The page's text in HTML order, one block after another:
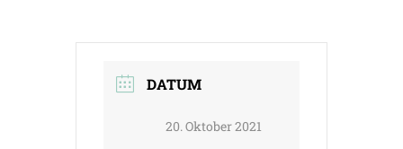
DATUM
20. Oktober 2021